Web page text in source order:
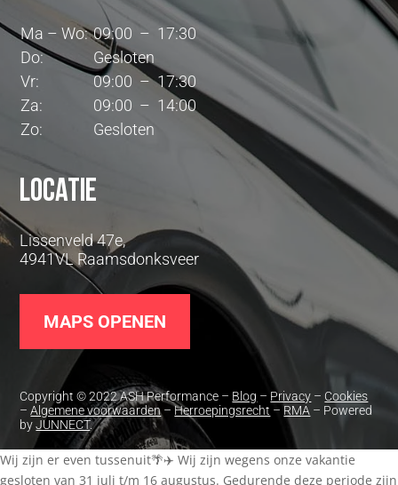
Ma – Wo: 09:00 – 17:30
Do:
Gesloten
Vr:
09:00 – 17:30
Za:
09:00 – 14:00
Zo:
Gesloten
Locatie
Lissenveld 47e,
4941VL Raamsdonksveer
MAPS OPENEN
Copyright © 2022 ASH Performance – Blog – Privacy – Cookies
–Algemene voorwaarden–Herroepingsrecht –RMA – Powered
byJUNNECT.
Wij zijn er even tussenuit🌴✈️ Wij zijn wegens onze vakantie
gesloten van 31 juli t/m 16 augustus. Gedurende deze periode zijn